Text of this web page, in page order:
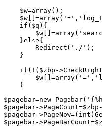
$w=array();
if($q){
}else{
Redirect('./');
}
if(!($zbp-
}
$pagebar=new
$pagebar-
$pagebar-
$pagebar-